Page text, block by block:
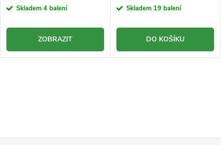
cena:Skladem 4 balení
ZOBRAZIT
cena:Skladem 19 balení
DO KOŠÍKU